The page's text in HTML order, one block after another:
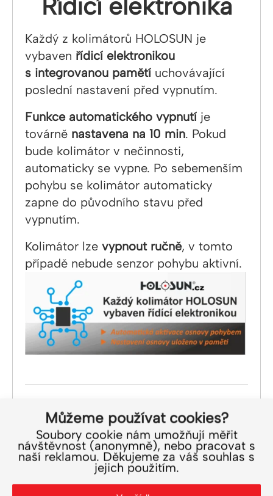
Můžeme používat cookies?
Soubory cookie nám umožňují měřit
návštěvnost (anonymně), nebo pracovat s
naší reklamou. Děkujeme za váš souhlas s
jejich použitím.
Řídicí elektronika
Každý z kolimátorů HOLOSUN je
vybaven řídicí elektronikou
s integrovanou pamětí uchovávající
poslední nastavení před vypnutím.
Funkce automatického vypnutí je
továrně nastavena na 10 min. Pokud
bude kolimátor v nečinnosti,
automaticky se vypne. Po sebemenším
pohybu se kolimátor automaticky
zapne do původního stavu před
vypnutím.
Kolimátor lze vypnout ručně, v tomto
případě nebude senzor pohybu aktivní.
Umístění baterie